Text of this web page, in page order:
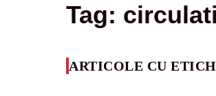
Tag:
ARTICOLE CU